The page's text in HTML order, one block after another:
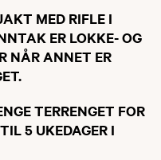
MED RIFLE I
ER LOKKE- OG
NÅR ANNET ER
TERRENGET FOR
5 UKEDAGER I